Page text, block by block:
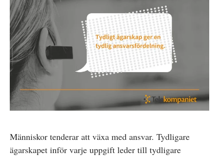
Människor tenderar att växa med ansvar. Tydligare
ägarskapet inför varje uppgift leder till tydligare